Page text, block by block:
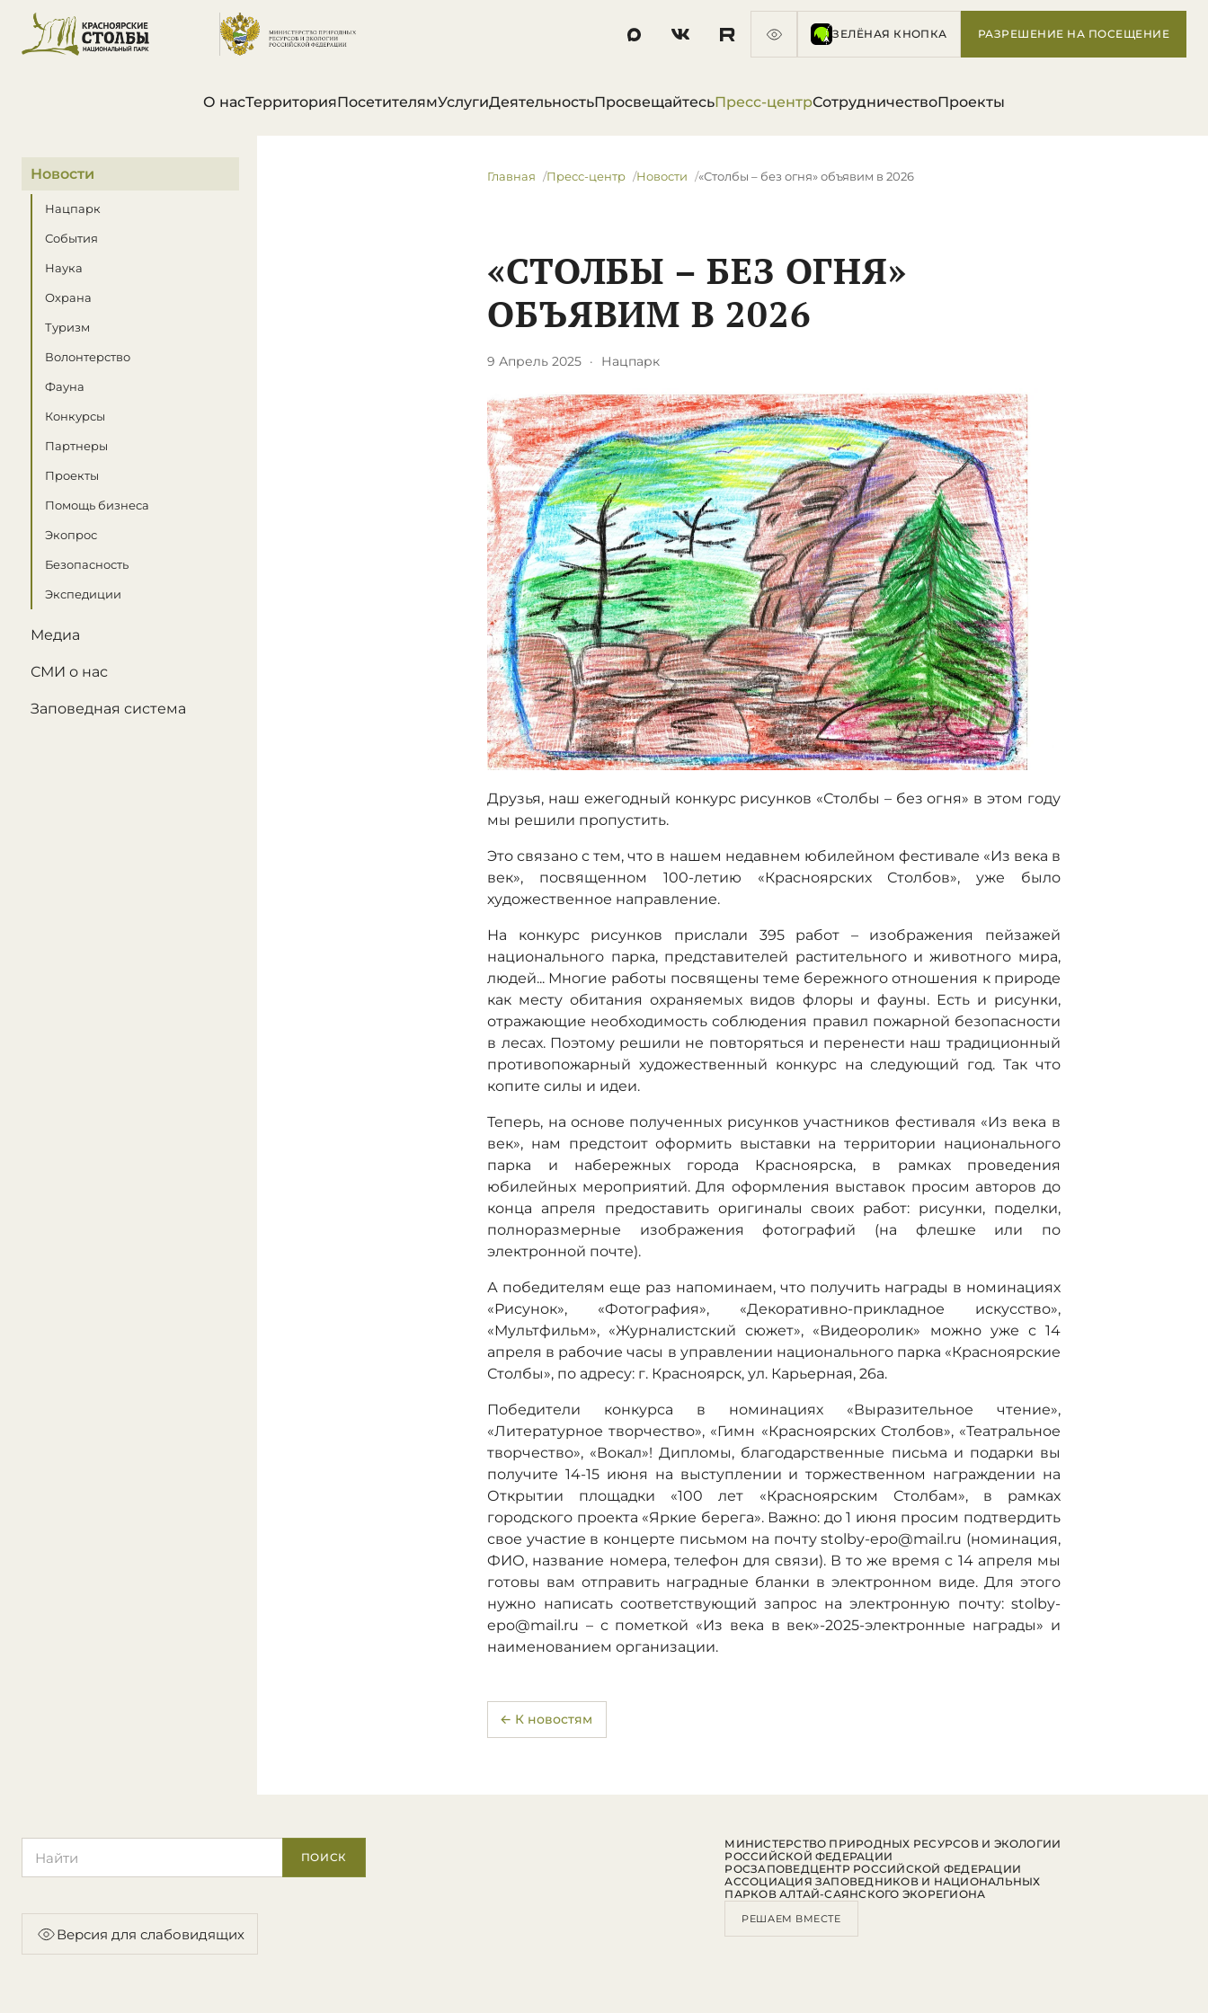
ЗЕЛЁНАЯ КНОПКА РАЗРЕШЕНИЕ НА ПОСЕЩЕНИЕ
О насТерриторияПосетителямУслугиДеятельностьПросвещайтесьПресс-центрСотрудничествоПроекты
В этом разделе
Новости
Нацпарк
События
Наука
Охрана
Туризм
Волонтерство
Фауна
Конкурсы
Партнеры
Проекты
Помощь бизнеса
Экопрос
Безопасность
Экспедиции
Медиа
СМИ о нас
Заповедная система
Главная Пресс-центр Новости ​«Столбы – без огня» объявим в 2026
​«СТОЛБЫ – БЕЗ ОГНЯ»
ОБЪЯВИМ В 2026
9 Апрель 2025 · Нацпарк
Друзья, наш ежегодный конкурс рисунков «Столбы – без огня» в этом году
мы решили пропустить.
Это связано с тем, что в нашем недавнем юбилейном фестивале «Из века в
век», посвященном 100-летию «Красноярских Столбов», уже было
художественное направление.
На конкурс рисунков прислали 395 работ – изображения пейзажей
национального парка, представителей растительного и животного мира,
людей... Многие работы посвящены теме бережного отношения к природе
как месту обитания охраняемых видов флоры и фауны. Есть и рисунки,
отражающие необходимость соблюдения правил пожарной безопасности
в лесах. Поэтому решили не повторяться и перенести наш традиционный
противопожарный художественный конкурс на следующий год. Так что
копите силы и идеи.
Теперь, на основе полученных рисунков участников фестиваля «Из века в
век», нам предстоит оформить выставки на территории национального
парка и набережных города Красноярска, в рамках проведения
юбилейных мероприятий. Для оформления выставок просим авторов до
конца апреля предоставить оригиналы своих работ: рисунки, поделки,
полноразмерные изображения фотографий (на флешке или по
электронной почте).
А победителям еще раз напоминаем, что получить награды в номинациях
«Рисунок», «Фотография», «Декоративно-прикладное искусство»,
«Мультфильм», «Журналистский сюжет», «Видеоролик» можно уже с 14
апреля в рабочие часы в управлении национального парка «Красноярские
Столбы», по адресу: г. Красноярск, ул. Карьерная, 26а.
Победители конкурса в номинациях «Выразительное чтение»,
«Литературное творчество», «Гимн «Красноярских Столбов», «Театральное
творчество», «Вокал»! Дипломы, благодарственные письма и подарки вы
получите 14-15 июня на выступлении и торжественном награждении на
Открытии площадки «100 лет «Красноярским Столбам», в рамках
городского проекта «Яркие берега». Важно: до 1 июня просим подтвердить
свое участие в концерте письмом на почту stolby-epo@mail.ru (номинация,
ФИО, название номера, телефон для связи). В то же время с 14 апреля мы
готовы вам отправить наградные бланки в электронном виде. Для этого
нужно написать соответствующий запрос на электронную почту: stolby-
epo@mail.ru – с пометкой «Из века в век»-2025-электронные награды» и
наименованием организации.
← К новостям
ПОИСК
Версия для слабовидящих
МИНИСТЕРСТВО ПРИРОДНЫХ РЕСУРСОВ И ЭКОЛОГИИ
РОССИЙСКОЙ ФЕДЕРАЦИИ
РОСЗАПОВЕДЦЕНТР РОССИЙСКОЙ ФЕДЕРАЦИИ
АССОЦИАЦИЯ ЗАПОВЕДНИКОВ И НАЦИОНАЛЬНЫХ
ПАРКОВ АЛТАЙ-САЯНСКОГО ЭКОРЕГИОНА
РЕШАЕМ ВМЕСТЕ